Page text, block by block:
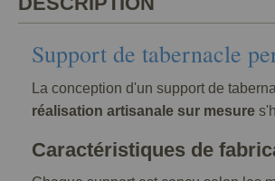
Support de tabernacle
La conception d'un support de
réalisation artisanale sur mesure
Caractéristiques de